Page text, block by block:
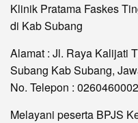
Klinik Pratama Faskes
di Kab Subang
Alamat : Jl. Raya Kalijati
Subang Kab Subang,
No. Telepon :
Melayani peserta BPJS